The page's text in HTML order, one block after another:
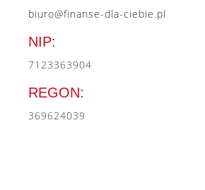
biuro@finanse-dla-ciebie.pl
NIP:
7123363904
REGON:
369624039